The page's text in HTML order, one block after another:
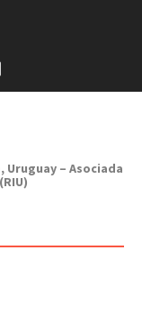
Uruguay – Asociada